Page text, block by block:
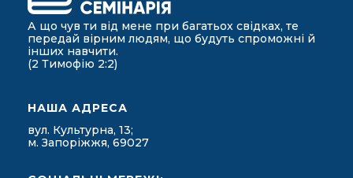
А що чув ти від мене при багатьох свідках, те
передай вірним людям, що будуть спроможні й
інших навчити.
(2 Тимофію 2:2)
НАША АДРЕСА
вул. Культурна, 13;
м. Запоріжжя, 69027